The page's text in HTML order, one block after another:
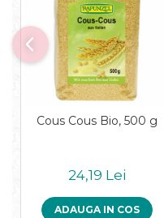
Ulei bio
Ulei de masline bio
Uleiuri esentiale alimentare
Uleiuri Oxyguard
Cous Cous Bio, 500 g
24,19 Lei
ADAUGA IN COS